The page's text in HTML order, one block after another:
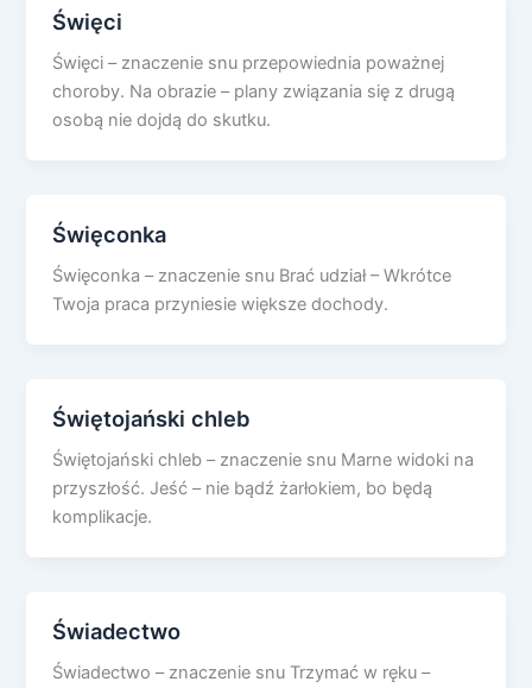
Święci
Święci – znaczenie snu przepowiednia poważnej
choroby. Na obrazie – plany związania się z drugą
osobą nie dojdą do skutku.
Święconka
Święconka – znaczenie snu Brać udział – Wkrótce
Twoja praca przyniesie większe dochody.
Świętojański chleb
Świętojański chleb – znaczenie snu Marne widoki na
przyszłość. Jeść – nie bądź żarłokiem, bo będą
komplikacje.
Świadectwo
Świadectwo – znaczenie snu Trzymać w ręku –